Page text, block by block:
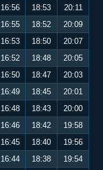
16:56 18:53
20:11
16:55 18:52
20:09
16:53 18:50
20:07
16:52 18:48
20:05
16:50 18:47
20:03
16:49 18:45
20:01
16:48 18:43
20:00
16:46 18:42
19:58
16:45 18:40
19:56
16:44 18:38
19:54